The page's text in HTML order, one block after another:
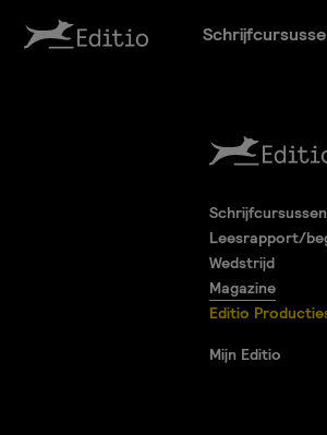
Schrijfcursussen
Leesrapport/
Wedstrijd
Magazine
Editio
Mijn Editio